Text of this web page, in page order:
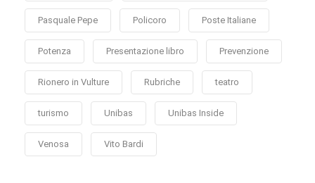
Pasquale Pepe Policoro Poste Italiane
Potenza Presentazione libro Prevenzione
Rionero in Vulture Rubriche teatro
turismo Unibas Unibas Inside
Venosa Vito Bardi